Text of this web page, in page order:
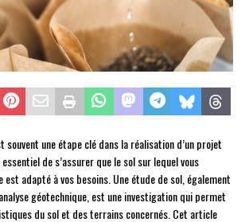
souvent une étape clé dans la réalisation d’un projet
de s’assurer que le sol sur lequel vous
est adapté à vos besoins. Une étude de sol, également
géotechnique, est une investigation qui permet
du sol et des terrains concernés. Cet article